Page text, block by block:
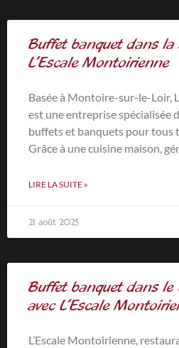
Buffet banquet dans
L’Escale Montoirienne
Basée à Montoire-sur-le-Loir,
est une entreprise spécialisée
buffets et banquets pour tous
Grâce à une cuisine maison,
LIRE LA SUITE »
21 août 2025
Buffet banquet dans
avec L’Escale
L’Escale Montoirienne,